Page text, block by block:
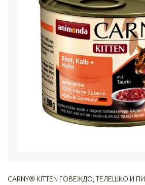
CARNY® KITTEN ГОВЕЖДО, ТЕЛЕШКО И